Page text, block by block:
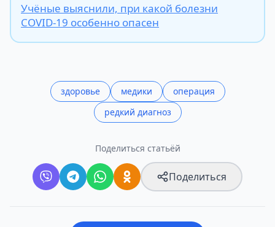
Учёные выяснили, при какой болезни
COVID-19 особенно опасен
здоровье медики
операция
редкий диагноз
Поделиться статьёй
Поделиться